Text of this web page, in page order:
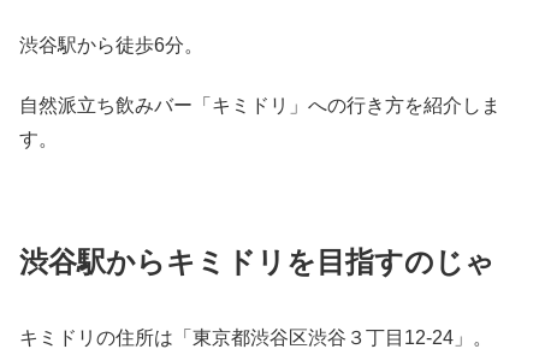
渋谷駅から徒歩6分。
自然派立ち飲みバー「キミドリ」への行き方を紹介しま
す。
渋谷駅からキミドリを目指すのじゃ
キミドリの住所は「東京都渋谷区渋谷３丁目12-24」。